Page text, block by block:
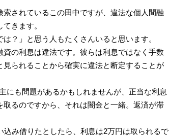
されているこの田中ですが、違法な個人間融
きます。
？」と思う人もたくさんいると思います。
の利息は違法です。彼らは利息ではなく手数
られることから確実に違法と断定することが
も問題があるかもしれませんが、正当な利息
るのですから、それは闇金と一緒。返済が滞
み借りたとしたら、利息は2万円は取られるで